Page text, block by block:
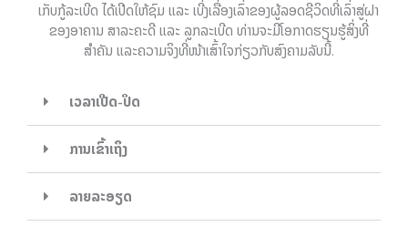
ເກັບກູ້ລະເບີດ ໄດ້ເປີດໃຫ້ຊົມ ແລະ ເບີ່ງເລື່ອງເລົ່າຂອງຜູ້ລອດຊີວິດທີ່ເລົ່າສູ່ຝາ
ຂອງອາຄານ ສາລະຄະດີ ແລະ ລູກລະເບີດ ທ່ານຈະມີໂອກາດຮຽນຮູ້ສິ່ງທີ່
ສຳຄັນ ແລະຄວາມຈິງທີ່ໜ້າເສົ້າໃຈກ່ຽວກັບສົງຄາມລັບນີ້.
ເວລາເປີດ-ປິດ
ການເຂົ້າເຖິງ
ລາຍລະອຽດ